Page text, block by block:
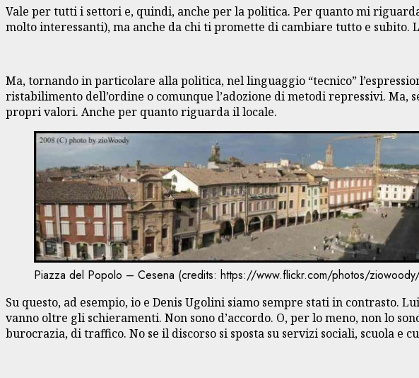
Vale per tutti i settori e, quindi, anche per la politica. Per quanto mi
molto interessanti), ma anche da chi ti promette di cambiare tutto e subito.
Ma, tornando in particolare alla politica, nel linguaggio “tecnico”
ristabilimento dell’ordine o comunque l’adozione di metodi repressivi.
propri valori. Anche per quanto riguarda il locale.
Piazza del Popolo – Cesena (credits: https://www.flickr.com/photos/
Su questo, ad esempio, io e Denis Ugolini siamo sempre stati in contrasto.
vanno oltre gli schieramenti. Non sono d’accordo. O, per lo meno, non lo
burocrazia, di traffico. No se il discorso si sposta su servizi sociali, scuola e